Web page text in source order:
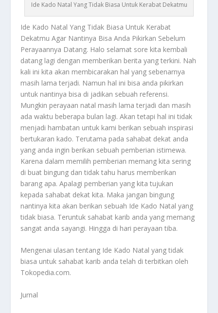
Ide Kado Natal Yang Tidak Biasa Untuk Kerabat Dekatmu
Ide Kado Natal Yang Tidak Biasa Untuk Kerabat
Dekatmu Agar Nantinya Bisa Anda Pikirkan Sebelum
Perayaannya Datang. Halo selamat sore kita kembali
datang lagi dengan memberikan berita yang terkini. Nah
kali ini kita akan membicarakan hal yang sebenarnya
masih lama terjadi. Namun hal ini bisa anda pikirkan
untuk nantinya bisa di jadikan sebuah referensi.
Mungkin perayaan natal masih lama terjadi dan masih
ada waktu beberapa bulan lagi. Akan tetapi hal ini tidak
menjadi hambatan untuk kami berikan sebuah inspirasi
bertukaran kado. Terutama pada sahabat dekat anda
yang anda ingin berikan sebuah pemberian istimewa.
Karena dalam memilih pemberian memang kita sering
di buat bingung dan tidak tahu harus memberikan
barang apa. Apalagi pemberian yang kita tujukan
kepada sahabat dekat kita. Maka jangan bingung
nantinya kita akan berikan sebuah Ide Kado Natal yang
tidak biasa. Teruntuk sahabat karib anda yang memang
sangat anda sayangi. Hingga di hari perayaan tiba.
Mengenai ulasan tentang Ide Kado Natal yang tidak
biasa untuk sahabat karib anda telah di terbitkan oleh
Tokopedia.com.
Jurnal